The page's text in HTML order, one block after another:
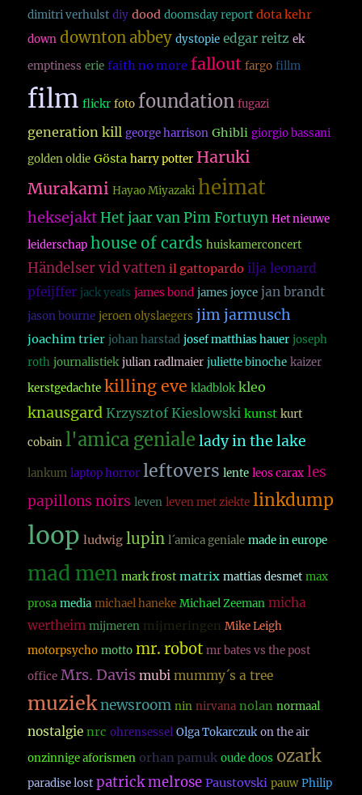
dimitri verhulst diy dood doomsday report dota kehr
down downton abbey dystopie edgar reitz ek
emptiness erie faith no more fallout fargo fillm
film flickr foto foundation fugazi
generation kill george harrison Ghibli giorgio bassani
golden oldie Gösta harry potter Haruki
Murakami Hayao Miyazaki heimat
heksejakt Het jaar van Pim Fortuyn Het nieuwe
leiderschap house of cards huiskamerconcert
Händelser vid vatten il gattopardo ilja leonard
pfeijffer jack yeats james bond james joyce jan brandt
jason bourne jeroen olyslaegers jim jarmusch
joachim trier johan harstad josef matthias hauer joseph
roth journalistiek julian radlmaier juliette binoche kaizer
kerstgedachte killing eve kladblok kleo
knausgard Krzysztof Kieslowski kunst kurt
cobain l'amica geniale lady in the lake
lankum laptop horror leftovers lente leos carax les
papillons noirs leven leven met ziekte linkdump
loop ludwig lupin l´amica geniale made in europe
mad men mark frost matrix mattias desmet max
prosa media michael haneke Michael Zeeman micha
wertheim mijmeren mijmeringen Mike Leigh
motorpsycho motto mr. robot mr bates vs the post
office Mrs. Davis mubi mummy´s a tree
muzieknewsroom nin nirvana nolan normaal
nostalgie nrc ohrensessel Olga Tokarczuk on the air
onzinnige aforismen orhan pamuk oude doos ozark
paradise lost patrick melrose Paustovski pauw Philip